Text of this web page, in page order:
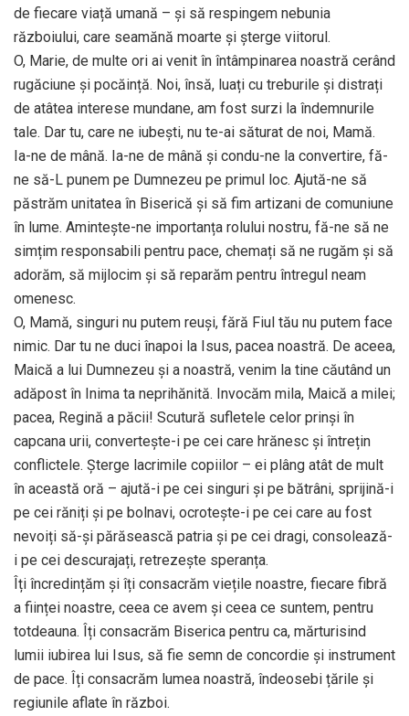
de fiecare viață umană – și să respingem nebunia
războiului, care seamănă moarte și șterge viitorul.
O, Marie, de multe ori ai venit în întâmpinarea noastră cerând
rugăciune și pocăință. Noi, însă, luați cu treburile și distrați
de atâtea interese mundane, am fost surzi la îndemnurile
tale. Dar tu, care ne iubești, nu te-ai săturat de noi, Mamă.
Ia-ne de mână. Ia-ne de mână și condu-ne la convertire, fă-
ne să-L punem pe Dumnezeu pe primul loc. Ajută-ne să
păstrăm unitatea în Biserică și să fim artizani de comuniune
în lume. Amintește-ne importanța rolului nostru, fă-ne să ne
simțim responsabili pentru pace, chemați să ne rugăm și să
adorăm, să mijlocim și să reparăm pentru întregul neam
omenesc.
O, Mamă, singuri nu putem reuși, fără Fiul tău nu putem face
nimic. Dar tu ne duci înapoi la Isus, pacea noastră. De aceea,
Maică a lui Dumnezeu și a noastră, venim la tine căutând un
adăpost în Inima ta neprihănită. Invocăm mila, Maică a milei;
pacea, Regină a păcii! Scutură sufletele celor prinși în
capcana urii, convertește-i pe cei care hrănesc și întrețin
conflictele. Șterge lacrimile copiilor – ei plâng atât de mult
în această oră – ajută-i pe cei singuri și pe bătrâni, sprijină-i
pe cei răniți și pe bolnavi, ocrotește-i pe cei care au fost
nevoiți să-și părăsească patria și pe cei dragi, consolează-
i pe cei descurajați, retrezește speranța.
Îți încredințăm și îți consacrăm viețile noastre, fiecare fibră
a ființei noastre, ceea ce avem și ceea ce suntem, pentru
totdeauna. Îți consacrăm Biserica pentru ca, mărturisind
lumii iubirea lui Isus, să fie semn de concordie și instrument
de pace. Îți consacrăm lumea noastră, îndeosebi țările și
regiunile aflate în război.